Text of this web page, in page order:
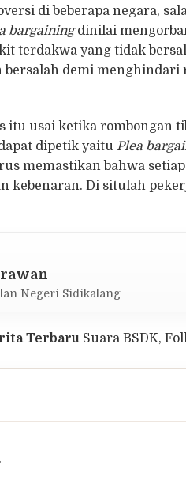
di beberapa negara,
bargainingdinilai
terdakwa yang tidak
bersalah demi
itu usai ketika rombongan
dipetik yaitu Plea
memastikan bahwa
kebenaran. Di situlah
Negeri Sidikalang
Terbaru Suara BSDK,